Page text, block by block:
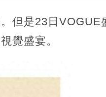
但是23日VOGUE
覺盛宴。